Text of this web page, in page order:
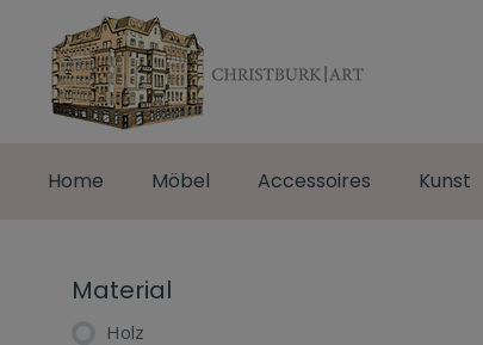
Home Möbel Accessoires Kunst
Material
Holz